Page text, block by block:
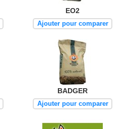
EO2
Ajouter pour comparer
BADGER
Ajouter pour comparer